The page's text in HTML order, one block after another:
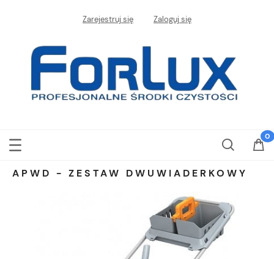
Zarejestruj się Zaloguj się
APWD - ZESTAW DWUWIADERKOWY